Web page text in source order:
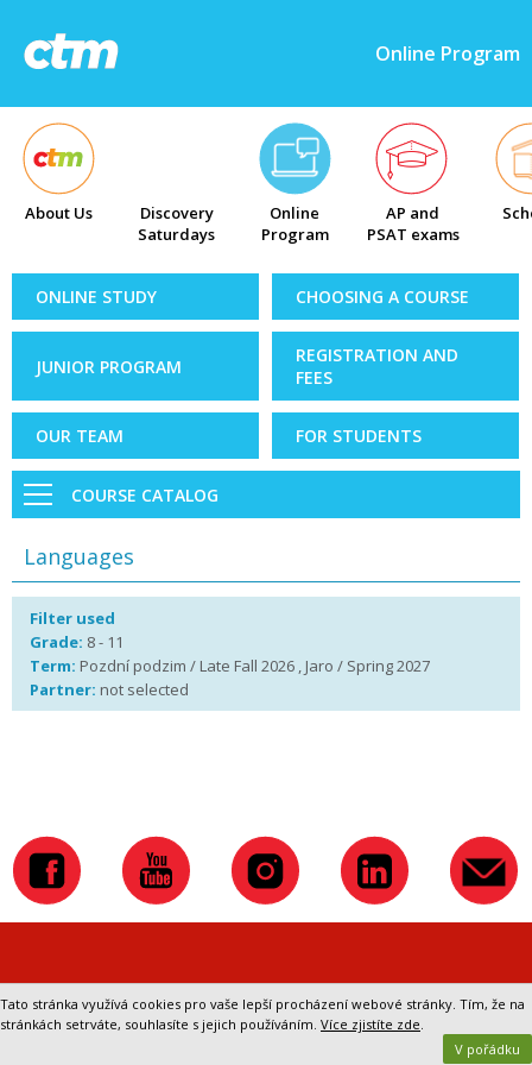
Online Program
About Us
Discovery
Saturdays
Online
Program
AP and
PSAT exams
ONLINE STUDY CHOOSING A COURSE
JUNIOR PROGRAM
REGISTRATION AND
FEES
OUR TEAM FOR STUDENTS
COURSE CATALOG
Languages
Filter used
Grade: 8 - 11
Term: Pozdní podzim / Late Fall 2026 , Jaro / Spring 2027
Partner: not selected
Přepnout na klasickou verzi webu
Tato stránka využívá cookies pro vaše lepší procházení webové stránky. Tím, že na
stránkách setrváte, souhlasíte s jejich používáním. Více zjistíte zde.
V pořádku